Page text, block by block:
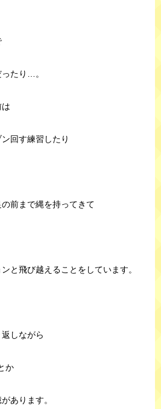
たり…。
回す練習したり
前まで縄を持ってきて
と飛び越えることをしています。
しながら
か
あります。